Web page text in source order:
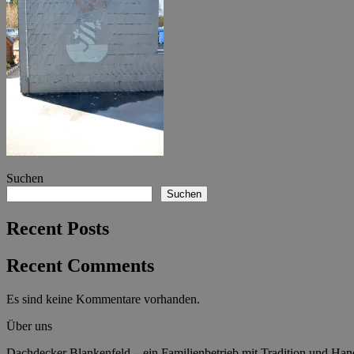
Suchen
Suchen
Recent Posts
Recent Comments
Es sind keine Kommentare vorhanden.
Über uns